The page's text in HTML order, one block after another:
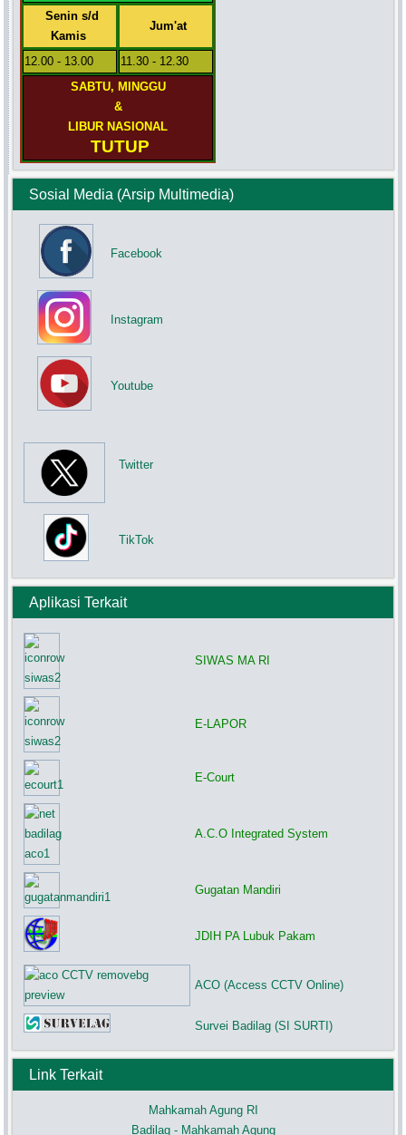
Senin s/d
Kamis
Jum'at
12.00 - 13.00
11.30 - 12.30
SABTU, MINGGU
&
LIBUR NASIONAL
TUTUP
Sosial Media (Arsip Multimedia)
Facebook
Instagram
Youtube
Twitter
TikTok
Aplikasi Terkait
SIWAS MA RI
E-LAPOR
E-Court
A.C.O Integrated System
Gugatan Mandiri
JDIH PA Lubuk Pakam
ACO (Access CCTV Online)
Survei Badilag (SI SURTI)
Link Terkait
Mahkamah Agung RI
Badilag - Mahkamah Agung